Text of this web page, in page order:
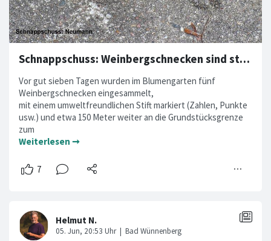
Schnappschuss: Weinbergschnecken sind standortstreu
Vor gut sieben Tagen wurden im Blumengarten fünf
Weinbergschnecken eingesammelt,
mit einem umweltfreundlichen Stift markiert (Zahlen, Punkte
usw.) und etwa 150 Meter weiter an die Grundstücksgrenze
zum
Weiterlesen ➞